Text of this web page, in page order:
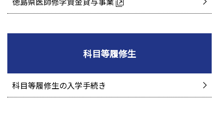
科目等履修生
科目等履修生の入学手続き